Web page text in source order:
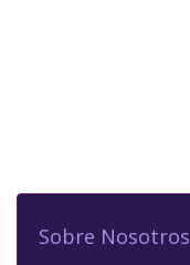
Sobre Nosotros